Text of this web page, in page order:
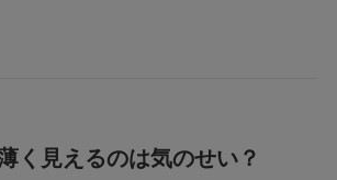
く見えるのは気のせい？